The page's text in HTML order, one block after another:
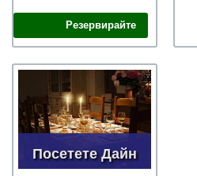
Резервирайте
Посетете Дайн